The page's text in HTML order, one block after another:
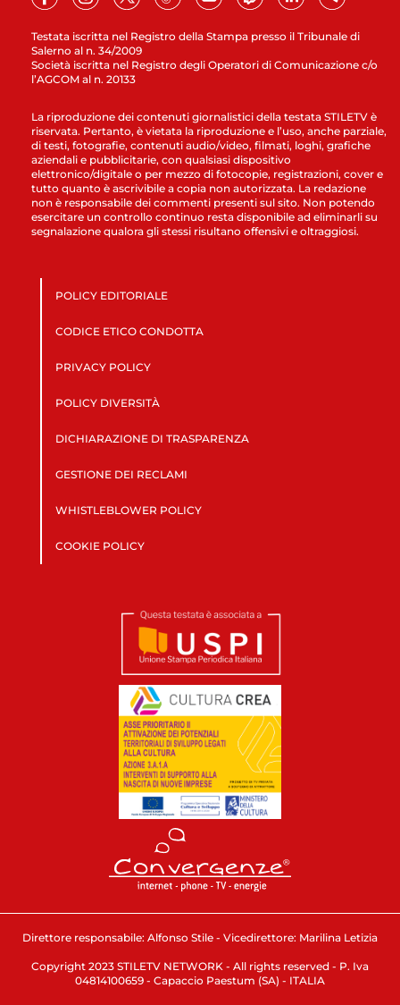
Testata iscritta nel Registro della Stampa presso il Tribunale di
Salerno al n. 34/2009
Società iscritta nel Registro degli Operatori di Comunicazione c/o
l’AGCOM al n. 20133
La riproduzione dei contenuti giornalistici della testata STILETV è
riservata. Pertanto, è vietata la riproduzione e l’uso, anche parziale,
di testi, fotografie, contenuti audio/video, filmati, loghi, grafiche
aziendali e pubblicitarie, con qualsiasi dispositivo
elettronico/digitale o per mezzo di fotocopie, registrazioni, cover e
tutto quanto è ascrivibile a copia non autorizzata. La redazione
non è responsabile dei commenti presenti sul sito. Non potendo
esercitare un controllo continuo resta disponibile ad eliminarli su
segnalazione qualora gli stessi risultano offensivi e oltraggiosi.
POLICY EDITORIALE
CODICE ETICO CONDOTTA
PRIVACY POLICY
POLICY DIVERSITÀ
DICHIARAZIONE DI TRASPARENZA
GESTIONE DEI RECLAMI
WHISTLEBLOWER POLICY
COOKIE POLICY
Direttore responsabile: Alfonso Stile - Vicedirettore: Marilina Letizia
Copyright 2023 STILETV NETWORK - All rights reserved - P. Iva
04814100659 - Capaccio Paestum (SA) - ITALIA